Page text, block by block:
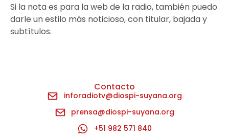
Si la nota es para la web de la radio, también puedo
darle un estilo más noticioso, con titular, bajada y
subtítulos.
Contacto
inforadiotv@diospi-suyana.org
prensa@diospi-suyana.org
+51 982 571 840